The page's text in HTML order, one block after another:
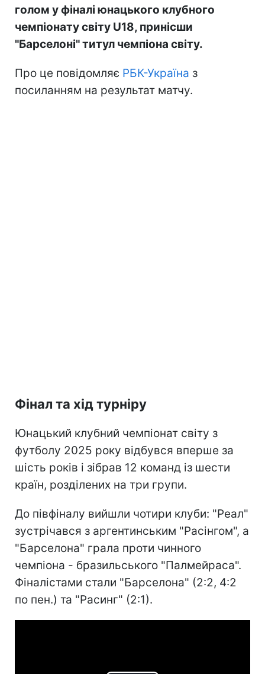
голом у фіналі юнацького клубного
чемпіонату світу U18, принісши
"Барселоні" титул чемпіона світу.
Про це повідомляє РБК-Україна з
посиланням на результат матчу.
Фінал та хід турніру
Юнацький клубний чемпіонат світу з
футболу 2025 року відбувся вперше за
шість років і зібрав 12 команд із шести
країн, розділених на три групи.
До півфіналу вийшли чотири клуби: "Реал"
зустрічався з аргентинським "Расінгом", а
"Барселона" грала проти чинного
чемпіона - бразильського "Палмейраса".
Фіналістами стали "Барселона" (2:2, 4:2
по пен.) та "Расинг" (2:1).